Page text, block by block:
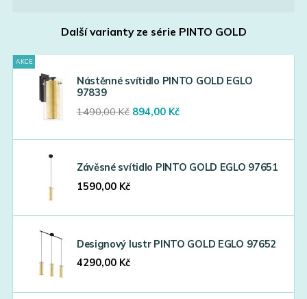
Další varianty ze série PINTO GOLD
AKCE
Nástěnné svítidlo PINTO GOLD EGLO
97839
1490,00Kč Original
was:
894,00 KčCurrent
is:
Závěsné svítidlo PINTO GOLD EGLO 97651
1590,00 Kč
Designový lustr PINTO GOLD EGLO 97652
4290,00 Kč